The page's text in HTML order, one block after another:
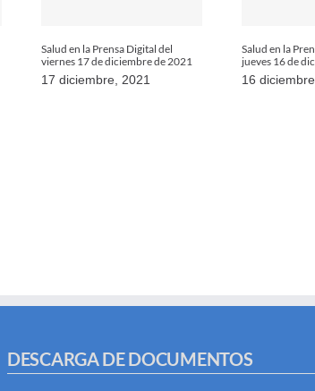
Salud en la Prensa Digital del
viernes 17 de diciembre de 2021
17 diciembre, 2021
Salud en la
jueves 16 de
16
DESCARGA DE DOCUMENTOS